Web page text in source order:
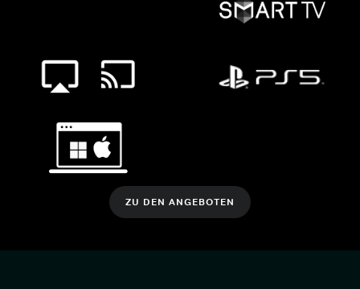
ZU DEN ANGEBOTEN